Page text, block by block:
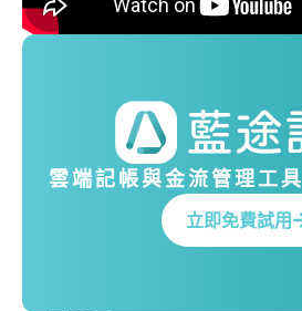
雲端記帳與金流管理工具
立即免費試用